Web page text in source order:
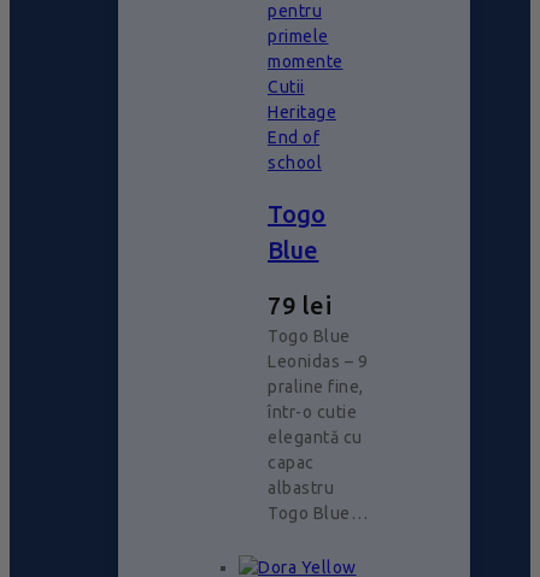
pentru
primele
momente
Cutii
Heritage
End of
school
Togo
Blue
79 lei
Togo Blue
Leonidas – 9
praline fine,
într-o cutie
elegantă cu
capac
albastru
Togo Blue…